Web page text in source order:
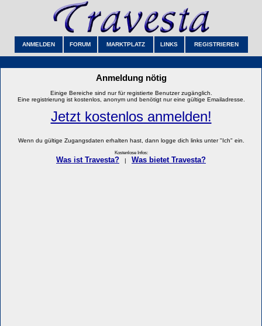
ANMELDEN FORUM MARKTPLATZ LINKS REGISTRIEREN
Anmeldung nötig
Einige Bereiche sind nur für registierte Benutzer zugänglich.
Eine registrierung ist kostenlos, anonym und benötigt nur eine gültige Emailadresse.
Jetzt kostenlos anmelden!
Wenn du gültige Zugangsdaten erhalten hast, dann logge dich links unter "Ich" ein.
Kostenlose Infos:
Was ist Travesta? Was bietet Travesta?